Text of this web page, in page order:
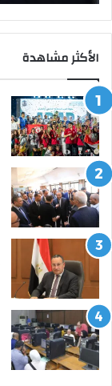
الأكثر مشاهدة